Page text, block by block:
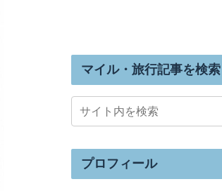
マイル・旅行記事を検索
プロフィール